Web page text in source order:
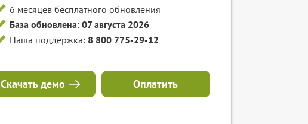
6 месяцев бесплатного обновления
База обновлена: 07 августа 2026
Наша поддержка: 8 800 775-29-12
Скачать демо Оплатить